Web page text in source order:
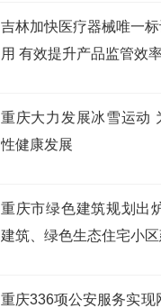
吉林加快医疗器械唯一
用 有效提升产品监管效
重庆大力发展冰雪运动
性健康发展
重庆市绿色建筑规划出
建筑、绿色生态住宅小
重庆336项公安服务实现